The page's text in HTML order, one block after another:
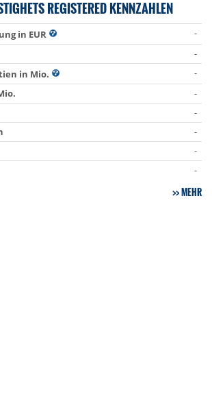
REGISTERED KENNZAHLEN
in EUR
-
-
in Mio.
-
-
-
-
-
-
MEHR